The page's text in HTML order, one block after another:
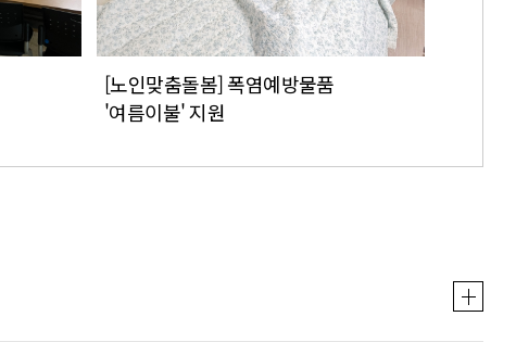
[노인맞춤돌봄] 폭염예방물품
'여름이불' 지원